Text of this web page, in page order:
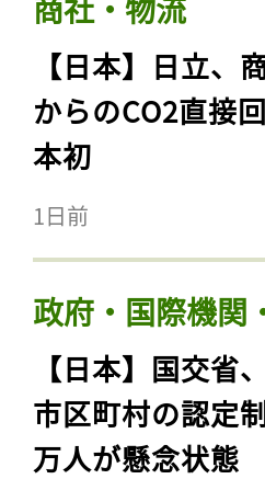
【日本】日立、
からのCO2直接
本初
1日前
政府・国際機関
【日本】国交省
市区町村の認定
万人が懸念状態